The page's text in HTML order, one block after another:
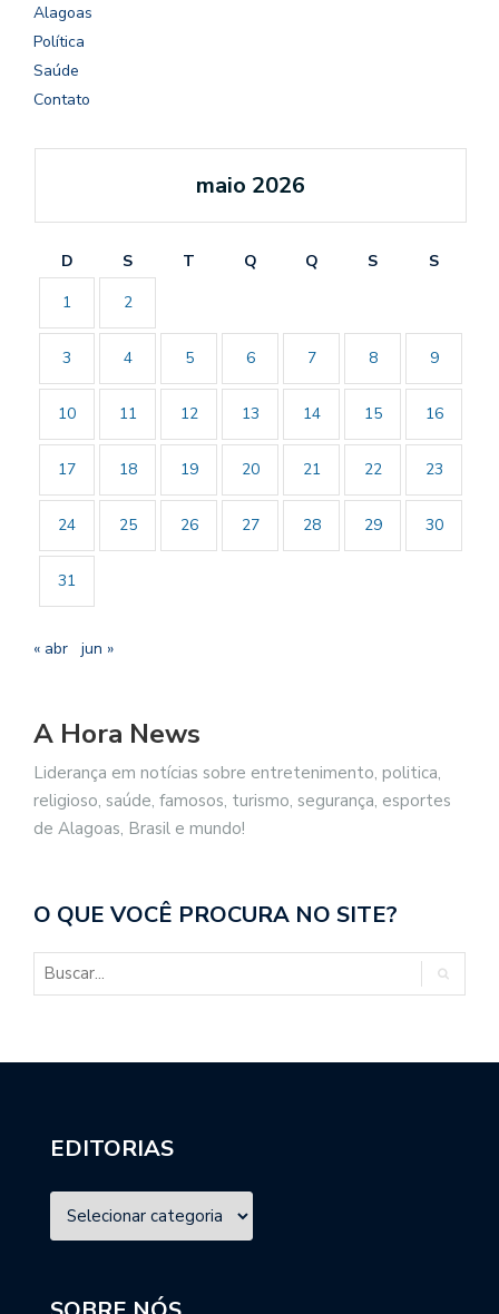
Alagoas
Política
Saúde
Contato
maio 2026
D S T Q Q S
S
1
2
3 4 5 6 7 8 9
10 11 12 13 14 15 16
17 18 19 20 21 22 23
24 25 26 27 28 29 30
31
« abr jun »
A Hora News
Liderança em notícias sobre entretenimento, politica,
religioso, saúde, famosos, turismo, segurança, esportes
de Alagoas, Brasil e mundo!
O QUE VOCÊ PROCURA NO SITE?
EDITORIAS